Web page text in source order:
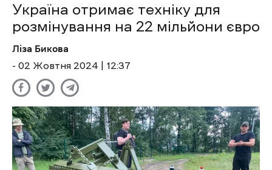
Україна отримає техніку для
розмінування на 22 мільйони євро
Ліза Бикова
- 02 Жовтня 2024 | 12:37